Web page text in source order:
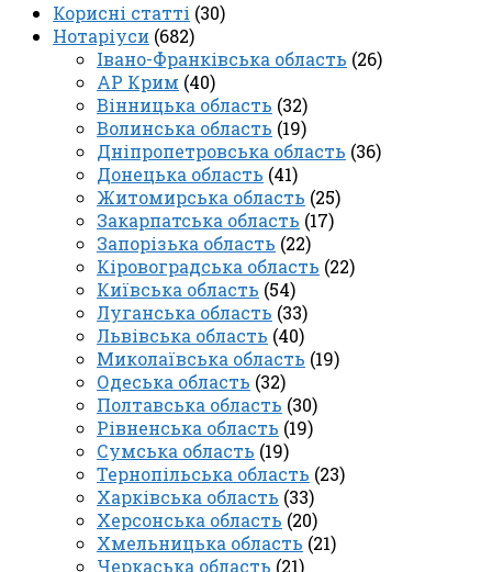
Корисні статті (30)
Нотаріуси (682)
Івано-Франківська область (26)
АР Крим (40)
Вінницька область (32)
Волинська область (19)
Дніпропетровська область (36)
Донецька область (41)
Житомирська область (25)
Закарпатська область (17)
Запорізька область (22)
Кіровоградська область (22)
Київська область (54)
Луганська область (33)
Львівська область (40)
Миколаївська область (19)
Одеська область (32)
Полтавська область (30)
Рівненська область (19)
Сумська область (19)
Тернопільська область (23)
Харківська область (33)
Херсонська область (20)
Хмельницька область (21)
Черкаська область (21)